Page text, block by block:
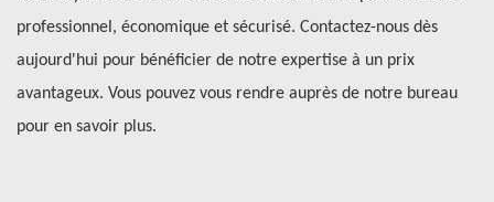
professionnel, économique et sécurisé. Contactez-nous dès
aujourd'hui pour bénéficier de notre expertise à un prix
avantageux. Vous pouvez vous rendre auprès de notre bureau
pour en savoir plus.